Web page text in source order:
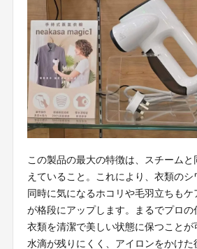
この製品の最大の特徴は、スチーム
えていること。これにより、衣類のシ
同時に気になるホコリや毛羽立ちも
が格段にアップします。まるでプロの
衣類を清潔で美しい状態に保つことが
水滴が残りにくく、アイロンをかけた